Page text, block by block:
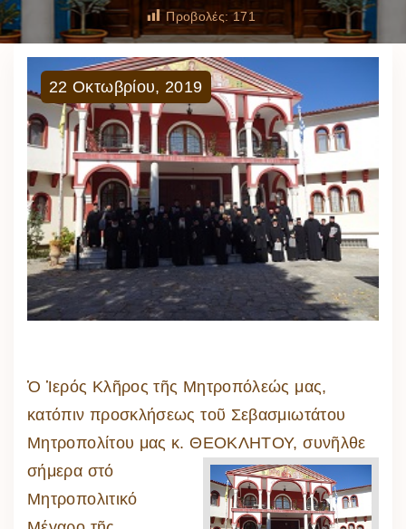
Προβολές: 171
22 Οκτωβρίου, 2019
Ὁ Ἱερός Κλῆρος τῆς Μητροπόλεώς μας,
κατόπιν προσκλήσεως τοῦ Σεβασμιωτάτου
Μητροπολίτου μας κ. ΘΕΟΚΛΗΤΟΥ, συνῆλθε
σήμερα στό
Μητροπολιτικό